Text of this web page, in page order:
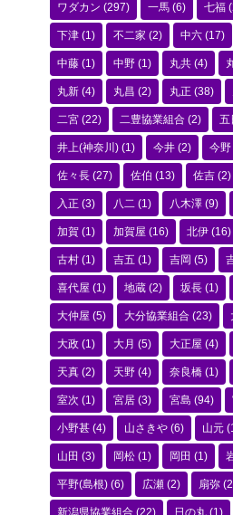
ワダカン (297) 一馬 (6) 七福
下津 (1) 不二家 (2) 中六 (17)
中藤 (1) 中野 (1) 丸共 (4)
丸新 (4) 丸昌 (2) 丸正 (38)
二宮 (22) 二豊協業組合 (2) 五
井上(神奈川) (1) 今井 (2) 今野
佐々長 (27) 佐伯 (13) 佐吉 (2)
入正 (3) 八二 (1) 八木澤 (9)
加賀 (1) 加賀屋 (16) 北伊 (16)
古村 (1) 吉五 (1) 吉岡 (5)
喜代屋 (1) 地蔵 (2) 坂長 (1)
大仲屋 (5) 大分協業組合 (23)
大政 (1) 大月 (5) 大正屋 (4)
天真 (2) 天野 (4) 奈良橋 (1)
室次 (1) 宮居 (3) 宮島 (94)
小野甚 (4) 山さきや (6) 山元
山田 (3) 岡松 (1) 岡田 (1)
平野(島根) (6) 広瀬 (2) 扇弥